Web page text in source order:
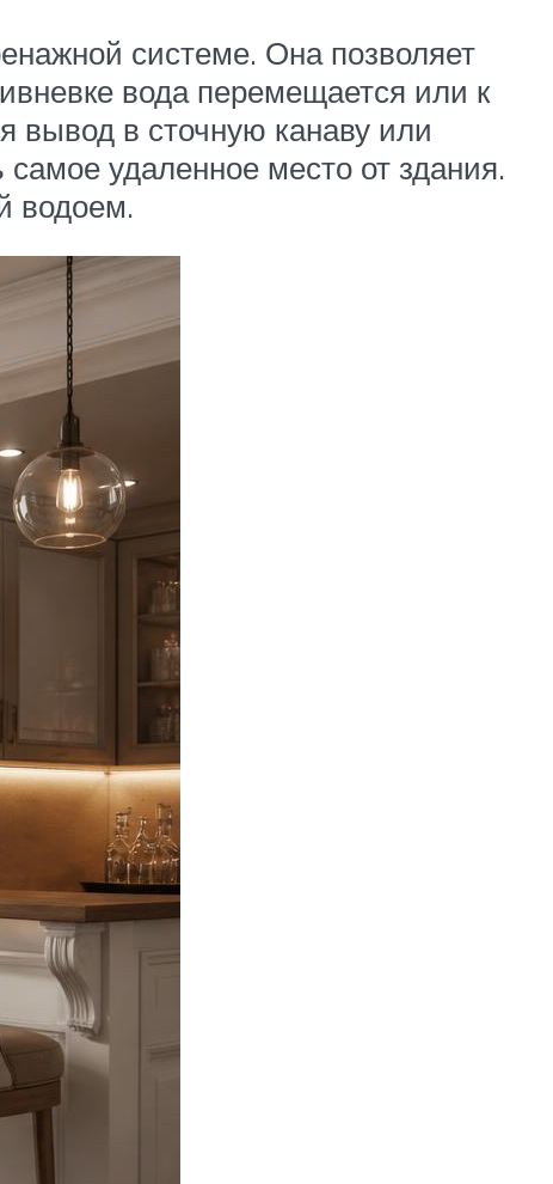
системе. Она позволяет
вода перемещается или к
вывод в сточную канаву или
удаленное место от здания.
водоем.